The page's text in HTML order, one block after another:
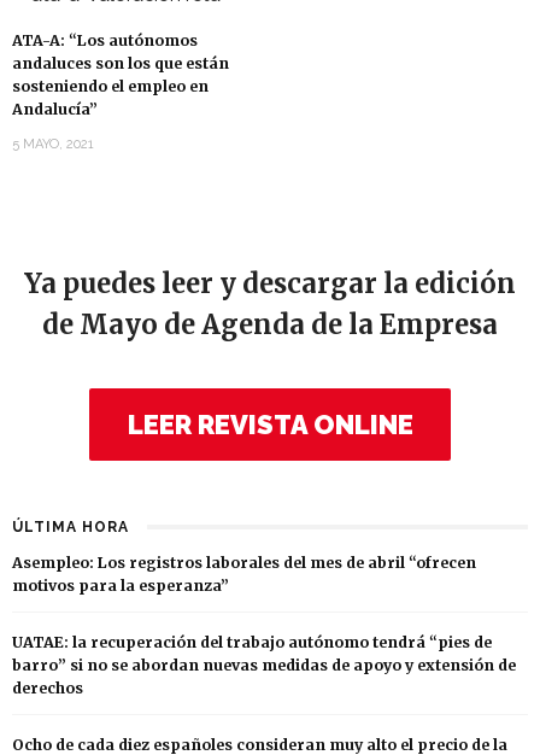
ATA-A: “Los autónomos
andaluces son los que están
sosteniendo el empleo en
Andalucía”
5 MAYO, 2021
Ya puedes leer y descargar la edición
de Mayo de Agenda de la Empresa
LEER REVISTA ONLINE
ÚLTIMA HORA
Asempleo: Los registros laborales del mes de abril “ofrecen
motivos para la esperanza”
UATAE: la recuperación del trabajo autónomo tendrá “pies de
barro” si no se abordan nuevas medidas de apoyo y extensión de
derechos
Ocho de cada diez españoles consideran muy alto el precio de la